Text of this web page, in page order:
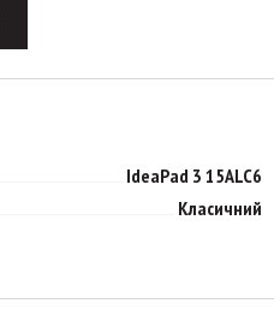
IdeaPad 3 15ALC6
Класичний